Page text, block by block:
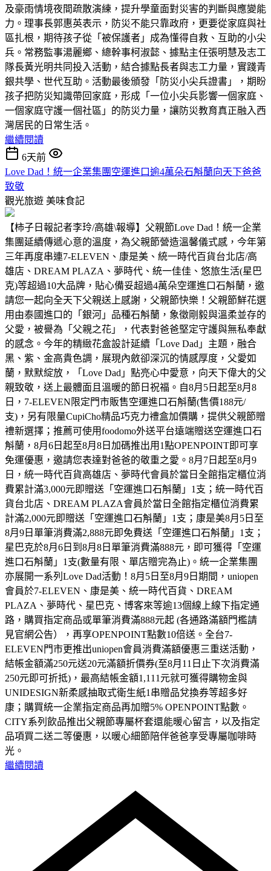
及豪雨情境夜間疏散演練，提升學童面對災害的判斷與應變能
力。理事長郭惠英表示，防災不能只靠政府，更要從家庭與社
區扎根，期待孩子從「被保護者」成為懂得自救、互助的小尖
兵。常務監事湯麗鄉、總幹事柯淑懿、據點主任張明慧及志工
隊長黃光明共同投入活動，結合據點長者與志工力量，實踐青
銀共學、世代互助。活動最後頒發「防災小尖兵證書」，期盼
孩子把防災知識帶回家庭，形成「一位小尖兵影響一個家庭、
一個家庭守護一個社區」的防災力量，讓防災教育真正融入西
灣居民的日常生活。
繼續閱讀
6天前
Love Dad！統一企業集團空運進口逾4萬朵石斛蘭向天下爸爸
致敬
觀光旅遊 美味食記
【柿子日報記者李玲/高雄\報導】父親節Love Dad！統一企業
集團延續傳遞心意的溫度，為父親節營造溫馨儀式感，今年第
三年再度串連7-ELEVEN、康是美、統一時代百貨台北店/高
雄店、DREAM PLAZA、夢時代、統一佳佳、悠旅生活(星巴
克)等超過10大品牌，貼心備妥超過4萬朵空運進口石斛蘭，邀
請您一起向全天下父親送上感謝，父親節快樂！父親節鮮花選
用由泰國進口的「銀河」品種石斛蘭，象徵剛毅與溫柔並存的
父愛，被譽為「父親之花」，代表對爸爸堅定守護與無私奉獻
的感念。今年的精緻花盒設計延續「Love Dad」主題，融合
黑、紫、金高貴色調，展現內斂卻深沉的情感厚度，父愛如
蘭，默默綻放，「Love Dad」點亮心中愛意，向天下偉大的父
親致敬，送上最體面且溫暖的節日祝福。自8月5日起至8月8
日，7-ELEVEN限定門市販售空運進口石斛蘭(售價188元/
支)，另有限量CupiCho精品巧克力禮盒加價購，提供父親節贈
禮新選擇；推薦可使用foodomo外送平台遠端贈送空運進口石
斛蘭，8月6日起至8月8日加碼推出用1點OPENPOINT即可享
免運優惠，邀請您表達對爸爸的敬重之愛。8月7日起至8月9
日，統一時代百貨高雄店、夢時代會員於當日全館指定櫃位消
費累計滿3,000元即贈送「空運進口石斛蘭」1支；統一時代百
貨台北店、DREAM PLAZA會員於當日全館指定櫃位消費累
計滿2,000元即贈送「空運進口石斛蘭」1支；康是美8月5日至
8月9日單筆消費滿2,888元即免費送「空運進口石斛蘭」1支；
星巴克於8月6日到8月8日單筆消費滿888元，即可獲得「空運
進口石斛蘭」1支(數量有限、單店贈完為止)。統一企業集團
亦展開一系列Love Dad活動！8月5日至8月9日期間，uniopen
會員於7-ELEVEN、康是美、統一時代百貨、DREAM
PLAZA、夢時代、星巴克、博客來等逾13個線上線下指定通
路，購買指定商品或單筆消費滿888元起 (各通路滿額門檻請
見官網公告），再享OPENPOINT點數10倍送。全台7-
ELEVEN門市更推出uniopen會員消費滿額優惠三重送活動，
結帳金額滿250元送20元滿額折價券(至8月11日止下次消費滿
250元即可折抵)，最高結帳金額1,111元就可獲得購物金與
UNIDESIGN新柔感抽取式衛生紙1串贈品兌換券等超多好
康；購買統一企業指定商品再加贈5% OPENPOINT點數。
CITY系列飲品推出父親節專屬杯套還能暖心留言，以及指定
品項買二送二等優惠，以暖心細節陪伴爸爸享受專屬咖啡時
光。
繼續閱讀